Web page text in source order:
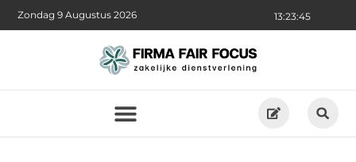
13:23:46
Zondag 9 Augustus 2026